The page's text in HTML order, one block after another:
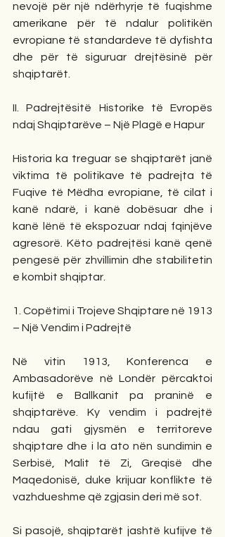
nevojë për një ndërhyrje të fuqishme
amerikane për të ndalur politikën
evropiane të standardeve të dyfishta
dhe për të siguruar drejtësinë për
shqiptarët.
II. Padrejtësitë Historike të Evropës
ndaj Shqiptarëve – Një Plagë e Hapur
Historia ka treguar se shqiptarët janë
viktima të politikave të padrejta të
Fuqive të Mëdha evropiane, të cilat i
kanë ndarë, i kanë dobësuar dhe i
kanë lënë të ekspozuar ndaj fqinjëve
agresorë. Këto padrejtësi kanë qenë
pengesë për zhvillimin dhe stabilitetin
e kombit shqiptar.
1. Copëtimi i Trojeve Shqiptare në 1913
– Një Vendim i Padrejtë
Në vitin 1913, Konferenca e
Ambasadorëve në Londër përcaktoi
kufijtë e Ballkanit pa praninë e
shqiptarëve. Ky vendim i padrejtë
ndau gati gjysmën e territoreve
shqiptare dhe i la ato nën sundimin e
Serbisë, Malit të Zi, Greqisë dhe
Maqedonisë, duke krijuar konflikte të
vazhdueshme që zgjasin deri më sot.
Si pasojë, shqiptarët jashtë kufijve të